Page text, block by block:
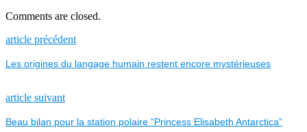
Comments are closed.
NAVIGATION
DE
L’ARTICLE
article précédentPrevious
Les origines du langage humain restent encore mystérieuses
article suivantNext
Beau bilan pour la station polaire “Princess Elisabeth Antarctica”